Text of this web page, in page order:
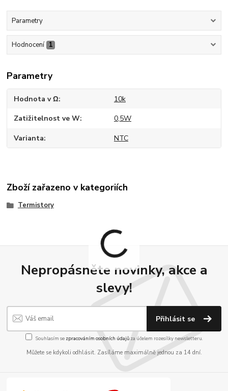
Parametry
Hodnocení 1
Parametry
Hodnota v Ω 10k
Zatižitelnost ve W 0,5W
Varianta NTC
Zboží zařazeno v kategoriích
Termistory
Nepropásněte novinky, akce a
slevy!
Přihlásit se
Souhlasím se zpracováním osobních údajůza účelem rozesílky newsletteru.
Můžete se kdykoli odhlásit. Zasíláme maximálně jednou za 14 dní.